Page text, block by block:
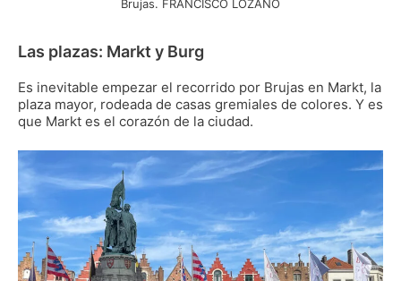
Brujas. FRANCISCO LOZANO
Las plazas: Markt y Burg
Es inevitable empezar el recorrido por Brujas en Markt, la
plaza mayor, rodeada de casas gremiales de colores. Y es
que Markt es el corazón de la ciudad.